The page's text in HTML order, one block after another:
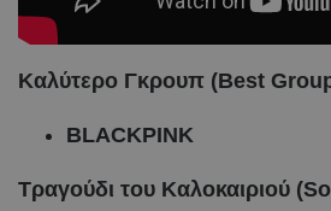
Καλύτερο Γκρουπ (Best
BLACKPINK
Τραγούδι του Καλοκαιριού